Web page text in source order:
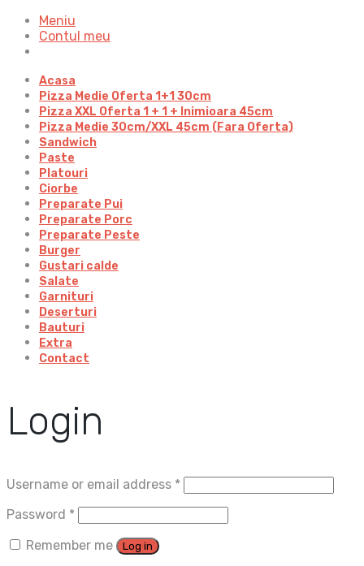
Meniu
Contul meu
Acasa
Pizza Medie Oferta 1+1 30cm
Pizza XXL Oferta 1 + 1 + Inimioara 45cm
Pizza Medie 30cm/XXL 45cm (Fara Oferta)
Sandwich
Paste
Platouri
Ciorbe
Preparate Pui
Preparate Porc
Preparate Peste
Burger
Gustari calde
Salate
Garnituri
Deserturi
Bauturi
Extra
Contact
Login
Username or email address *
Password *
Remember me
Log in